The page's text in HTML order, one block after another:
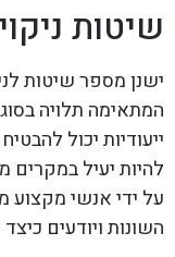
שיטות
ישנן מספר שיטות
המתאימה תלויה
ייעודיות יכול
להיות יעיל במקרים
על ידי אנשי מקצוע
השונות ויודעים